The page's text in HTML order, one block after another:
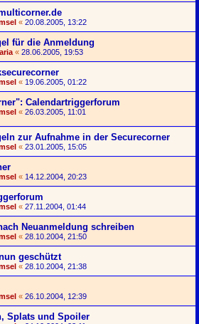
« 20.08.2005, 13:22
für die Anmeldung
« 28.06.2005, 19:53
« 19.06.2005, 01:22
Calendartriggerforum
« 26.03.2005, 11:01
zur Aufnahme in der Securecorner
« 23.01.2005, 15:05
« 14.12.2004, 20:23
« 27.11.2004, 01:44
Neuanmeldung schreiben
« 28.10.2004, 21:50
geschützt
« 28.10.2004, 21:38
« 26.10.2004, 12:39
Splats und Spoiler